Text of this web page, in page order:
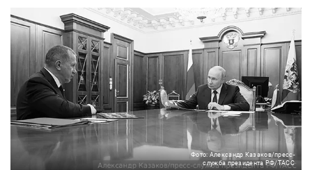
Фото: Александр Казаков/пресс-
служба президента РФ/ТАСС